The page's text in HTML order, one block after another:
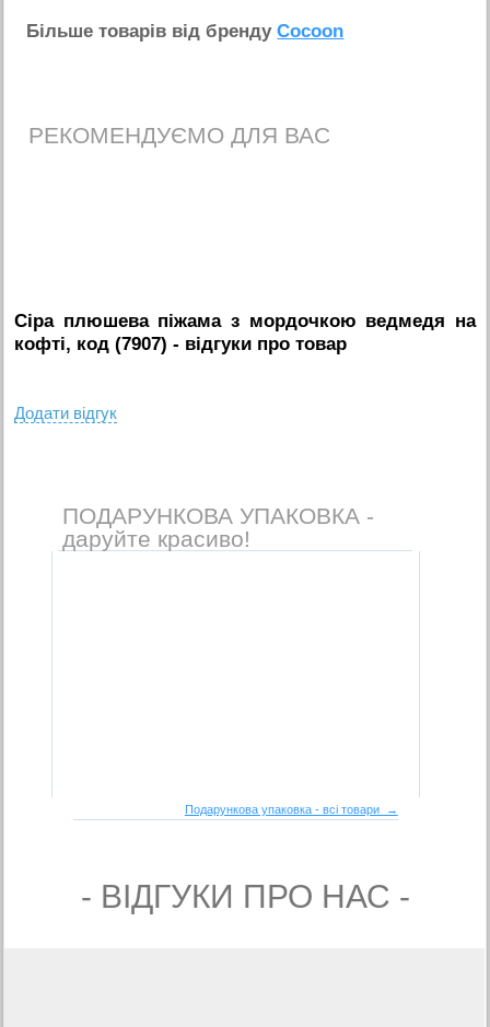
Бiльше товарiв вiд брендуCocoon
РЕКОМЕНДУЄМО ДЛЯ ВАС
Сіра плюшева піжама з мордочкою ведмедя на
кофті, код (7907) - вiдгуки про товар
Додати вiдгук
ПОДАРУНКОВА УПАКОВКА -
даруйте красиво!
Подарункова упаковка - всі товари →
- ВIДГУКИ ПРО НАС -